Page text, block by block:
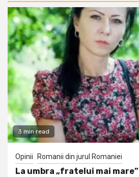
3 min read
Opinii Romanii din jurul Romaniei
La umbra „fratelui mai mare”